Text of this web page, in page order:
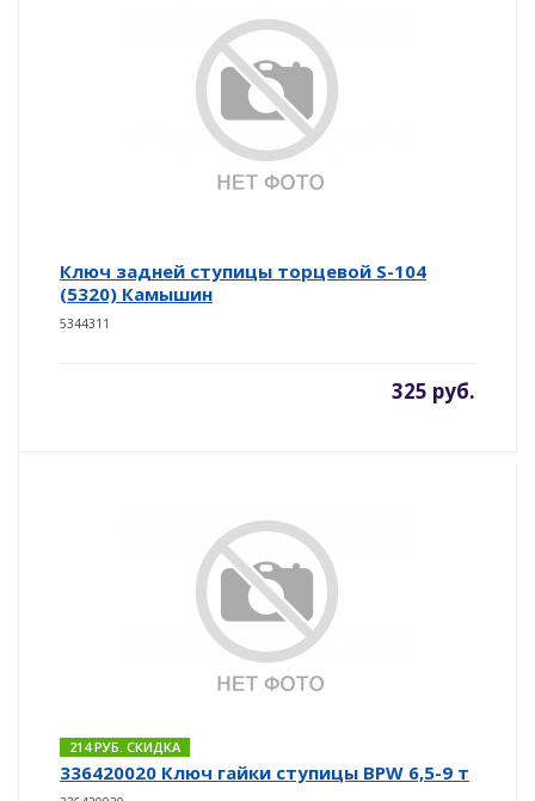
Ключ задней ступицы торцевой S-104
(5320) Камышин
5344311
325 руб.
214 РУБ. СКИДКА
336420020 Ключ гайки ступицы BPW 6,5-9 т